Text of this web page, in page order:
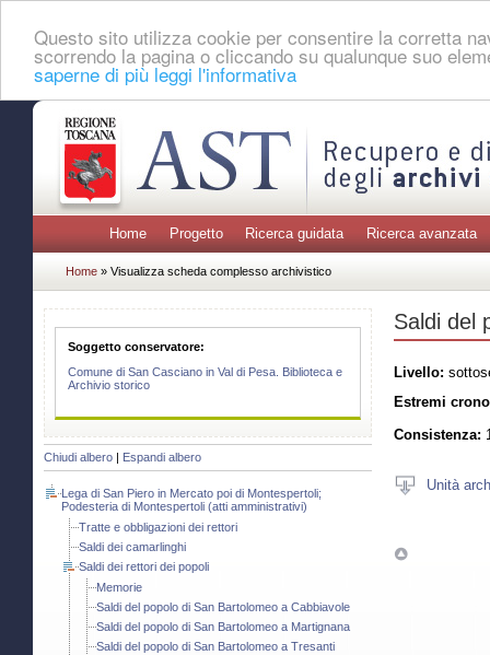
Questo sito utilizza cookie per consentire la corretta
scorrendo la pagina o cliccando su qualunque suo
saperne di più leggi l'informativa
Home Progetto Ricerca guidata Ricerca avanzata
Home » Visualizza scheda complesso archivistico
Soggetto conservatore:
Comune di San Casciano in Val di Pesa. Biblioteca e
Archivio storico
Chiudi albero Espandi albero
Lega di San Piero in Mercato poi di Montespertoli;
Podesteria di Montespertoli (atti amministrativi)
Tratte e obbligazioni dei rettori
Saldi dei camarlinghi
Saldi dei rettori dei popoli
Memorie
Saldi del popolo di San Bartolomeo a Cabbiavole
Saldi del popolo di San Bartolomeo a Martignana
Saldi del popolo di San Bartolomeo a Tresanti
Saldi del
Livello:
Estremi
Consistenza:
Unità